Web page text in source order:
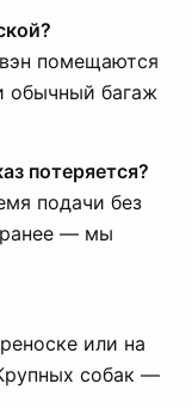
помещаются
обычный багаж
потеряется?
подачи без
— мы
или на
собак —